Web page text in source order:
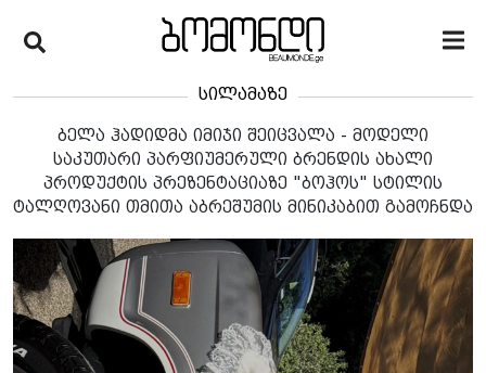
სილამაზე
ბელა ჰადიდმა იმიჯი შეიცვალა - მოდელი
საკუთარი პარფიუმერული ბრენდის ახალი
პროდუქტის პრეზენტაციაზე "ბოჰოს" სტილის
ტალღოვანი თმითა აბრეშუმის მინიკაბით გამოჩნდა